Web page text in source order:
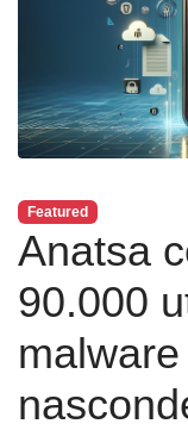
Featured
Anatsa
90.000